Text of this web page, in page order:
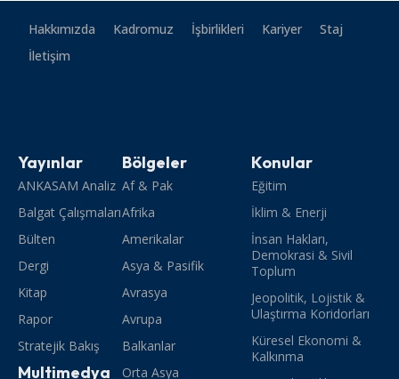
Hakkımızda Kadromuz İşbirlikleri Kariyer
Staj
İletişim
Yayınlar
ANKASAM Analiz
Balgat Çalışmaları
Bülten
Dergi
Kitap
Rapor
Stratejik Bakış
Multimedya
Bölgeler
Af & Pak
Afrika
Amerikalar
Asya & Pasifik
Avrasya
Avrupa
Balkanlar
Orta Asya
Konular
Eğitim
İklim & Enerji
İnsan Hakları,
Demokrasi & Sivil
Toplum
Jeopolitik, Lojistik &
Ulaştırma Koridorları
Küresel Ekonomi &
Kalkınma